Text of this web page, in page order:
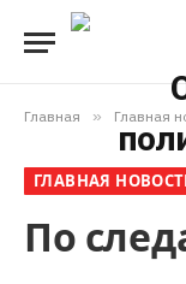
Главная » Главная
ГЛАВНАЯ
По